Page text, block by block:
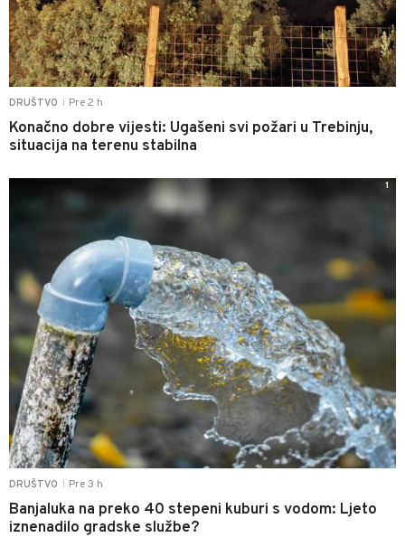
DRUŠTVO Pre 2 h
Konačno dobre vijesti: Ugašeni svi požari u Trebinju,
situacija na terenu stabilna
DRUŠTVO Pre 3 h
Banjaluka na preko 40 stepeni kuburi s vodom: Ljeto
iznenadilo gradske službe?
1